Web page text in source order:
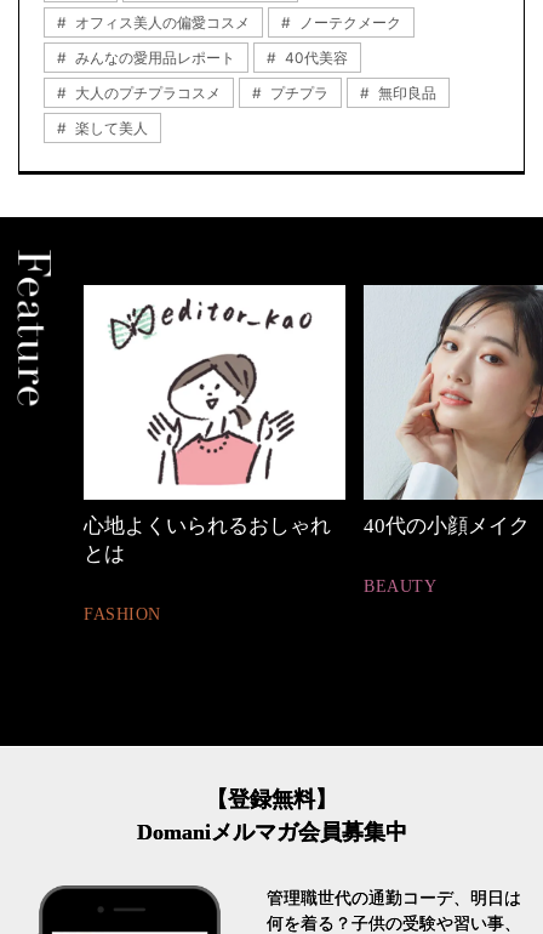
オフィス美人の偏愛コスメ
ノーテクメーク
みんなの愛用品レポート
40代美容
大人のプチプラコスメ
プチプラ
無印良品
楽して美人
40代の小顔メイク
優木まおみさん「
【登録無料】
Domaniメルマガ会員募集中
管理職世代の通勤コーデ、明日は
何を着る？子供の受験や習い事、